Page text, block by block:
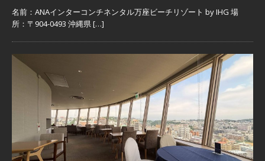
名前：ANAインターコンチネンタル万座ビーチリゾート by IHG 場
所：〒904-0493 沖縄県[…]